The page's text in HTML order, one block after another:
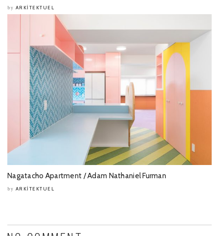
by ARKITEKTUEL
Nagatacho Apartment / Adam Nathaniel Furman
by ARKITEKTUEL